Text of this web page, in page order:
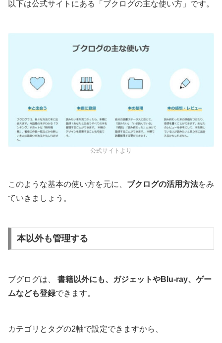
以下は公式サイトにある「ブクログの主な使い方」です。
公式サイトより
このような基本の使い方を元に、 ブクログの活用方法をみ
ていきましょう。
本以外も管理する
ブグログは、 書籍以外にも、ガジェットやBlu-ray、ゲー
ムなども登録できます。
カテゴリとタグの2軸で設定できますから、